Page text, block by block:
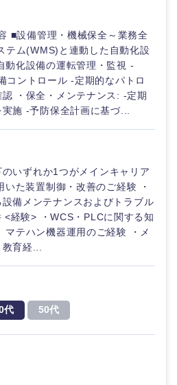
■設備管理・機械保全～業務全
テム(WMS)と連動した自動化設
動化設備の運転管理・監視 -
コントロール -定期的なパトロ
・保全・メンテナンス: -定期
施 -予防保全計画に基づ...
いずれか1つがメインキャリア
た装置制御・改善のご経験 ・
備メンテナンスおよびトラブル
経験> ・WCS・PLCに関する知
マテハン機器運用のご経験 ・メ
育経...
代 50代